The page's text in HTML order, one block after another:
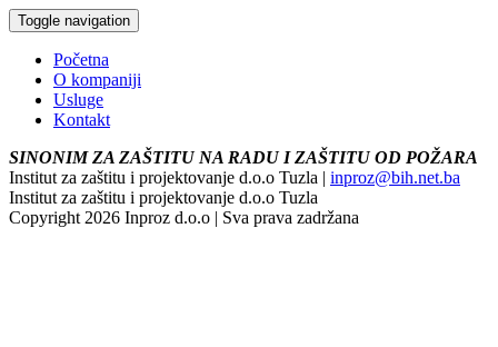
Toggle navigation
Početna
O kompaniji
Usluge
Kontakt
SINONIM ZA ZAŠTITU NA RADU I ZAŠTITU OD POŽARA
Institut za zaštitu i projektovanje d.o.o Tuzla | inproz@bih.net.ba
Institut za zaštitu i projektovanje d.o.o Tuzla
Copyright 2026 Inproz d.o.o | Sva prava zadržana